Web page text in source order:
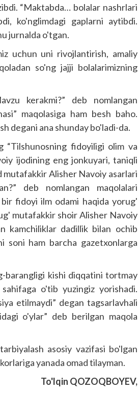
“Maktabda… bolalar nashrlari
ko'nglimdagi gaplarni aytibdi.
jurnalda o'tgan.
uchun uni rivojlantirish, amaliy
so'ng jajji bolalarimizning
kerakmi?” deb nomlangan
maqolasiga ham besh baho.
degani ana shunday bo'ladi-da.
“Tilshunosning fidoyiligi olim va
ijodining eng jonkuyari, taniqli
mutafakkir Alisher Navoiy asarlari
deb nomlangan maqolalari
fidoyi ilm odami haqida yorug'
mutafakkir shoir Alisher Navoiy
kamchiliklar dadillik bilan ochib
soni ham barcha gazetxonlarga
barangligi kishi diqqatini tortmay
o'tib yuzingiz yorishadi.
etilmaydi” degan tagsarlavhali
o'ylar” deb berilgan maqola
asosiy vazifasi bo'lgan
yanada omad tilayman.
To'lqin QOZOQBOYEV,